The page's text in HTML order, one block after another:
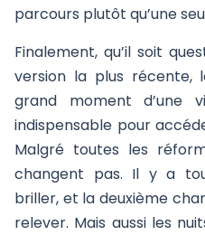
parcours plutôt qu’une
Finalement, qu’il soit
version la plus récente,
grand moment d’une
indispensable pour
Malgré toutes les
changent pas. Il y a
briller, et la deuxième
relever. Mais aussi les